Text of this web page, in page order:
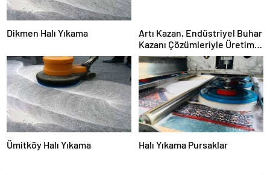
Dikmen Halı Yıkama
Artı Kazan, Endüstriyel Buhar
Kazanı Çözümleriyle Üretim
Tesislerine Verimli Sistemler
Sunuyor
Ümitköy Halı Yıkama Halı Yıkama Pursaklar